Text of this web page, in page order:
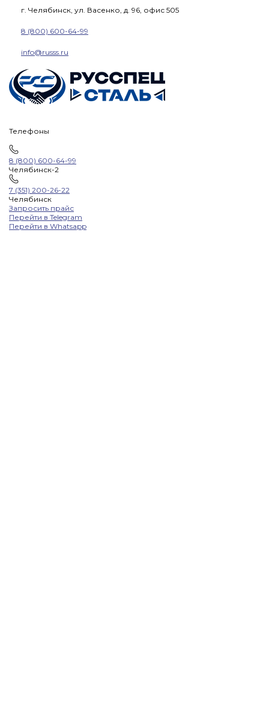
г. Челябинск, ул. Васенко, д. 96, офис 505
8 (800) 600-64-99
info@russs.ru
Телефоны
8 (800) 600-64-99
Челябинск-2
7 (351) 200-26-22
Челябинск
Запросить прайс
Перейти в Telegram
Перейти в Whatsapp